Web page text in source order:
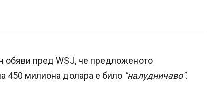
обяви пред WSJ, че предложеното
450 милиона долара е било "налудничаво".